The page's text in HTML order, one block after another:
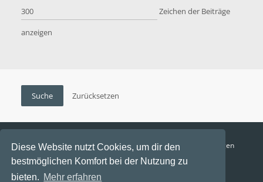
Diese Website nutzt Cookies, um dir den
bestmöglichen Komfort bei der Nutzung zu
bieten. Mehr erfahren
Zeichen der Beiträge
anzeigen
Funga Austria FAQ Datenschutz
Nutzungsbedingungen
Alle Zeiten sind UTC+02:00
Aktuelle Zeit: 8. August 2026, 17:26